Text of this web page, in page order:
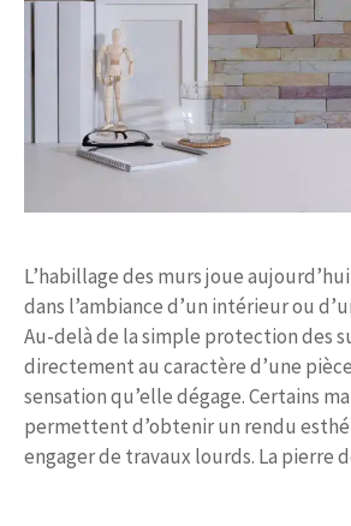
L’habillage des murs joue
dans l’ambiance d’un intérieur ou
Au-delà de la simple protection des
directement au caractère d’une
sensation qu’elle dégage. Certains
permettent d’obtenir un rendu
engager de travaux lourds. La pierre